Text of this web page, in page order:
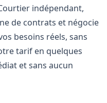
indépendant,
de contrats et négocie
besoins réels, sans
tarif en quelques
et sans aucun